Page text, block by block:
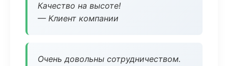
Качество на высоте!
— Клиент компании
Очень довольны сотрудничеством.